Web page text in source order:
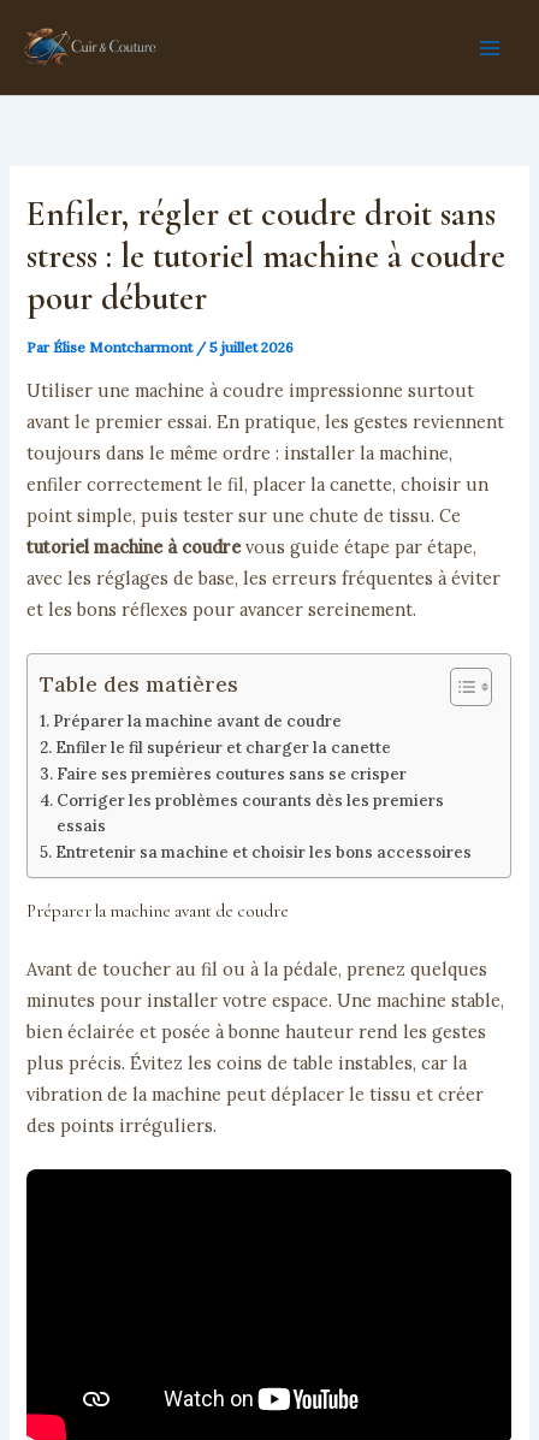
Enfiler, régler et coudre droit sans
stress : le tutoriel machine à coudre
pour débuter
ParÉlise Montcharmont /5 juillet 2026
Utiliser une machine à coudre impressionne surtout
avant le premier essai. En pratique, les gestes reviennent
toujours dans le même ordre : installer la machine,
enfiler correctement le fil, placer la canette, choisir un
point simple, puis tester sur une chute de tissu. Ce
tutoriel machine à coudrevous guide étape par étape,
avec les réglages de base, les erreurs fréquentes à éviter
et les bons réflexes pour avancer sereinement.
Table des matières
Préparer la machine avant de coudre
Enfiler le fil supérieur et charger la canette
Faire ses premières coutures sans se crisper
Corriger les problèmes courants dès les premiers
essais
Entretenir sa machine et choisir les bons accessoires
Préparer la machine avant de coudre
Avant de toucher au fil ou à la pédale, prenez quelques
minutes pour installer votre espace. Une machine stable,
bien éclairée et posée à bonne hauteur rend les gestes
plus précis. Évitez les coins de table instables, car la
vibration de la machine peut déplacer le tissu et créer
des points irréguliers.